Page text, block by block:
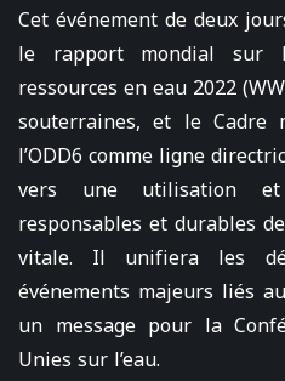
Cet événement de deux
le rapport mondial sur
ressources en eau 2022
souterraines, et le Cadre
l’ODD6 comme ligne
vers une utilisation
responsables et durables
vitale. Il unifiera les
événements majeurs liés
un message pour la
Unies sur l’eau.